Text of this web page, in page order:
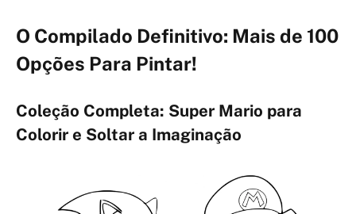
O Compilado Definitivo: Mais de 100
Opções Para Pintar!
Coleção Completa: Super Mario para
Colorir e Soltar a Imaginação